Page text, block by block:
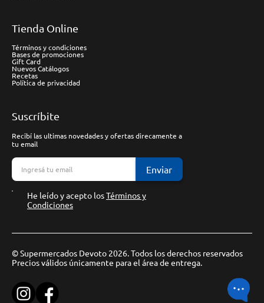
Tienda Online
Términos y condiciones
Bases de promociones
Gift Card
Nuevos Catálogos
Recetas
Política de privacidad
Suscríbite
Recibí las ultimas novedades y ofertas direcamente a
tu email
Enviar
He leído y acepto losTérminos y
Condiciones
© Supermercados Devoto 2026. Todos los derechos reservados
Precios válidos únicamente para el área de entrega.